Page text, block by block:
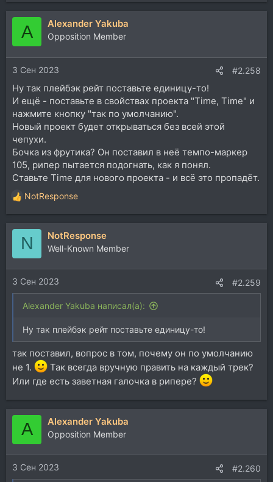
A Alexander Yakuba
Opposition Member
3 Сен 2023 #2.258
Ну так плейбэк рейт поставьте единицу-то!
И ещё - поставьте в свойствах проекта "Time, Time" и
нажмите кнопку "так по умолчанию".
Новый проект будет открываться без всей этой
чепухи.
Бочка из фрутика? Он поставил в неё темпо-маркер
105, рипер пытается подогнать, как я понял.
Ставьте Time для нового проекта - и всё это пропадёт.
Р
е
а
и
и
:
NotResponse
N NotResponse
Well-Known Member
3 Сен 2023 #2.259
Alexander Yakuba написал(а):
Ну так плейбэк рейт поставьте единицу-то!
так поставил, вопрос в том, почему он по умолчанию
не 1.
Так всегда вручную править на каждый трек?
Или где есть заветная галочка в рипере?
A Alexander Yakuba
Opposition Member
3 Сен 2023 #2.260